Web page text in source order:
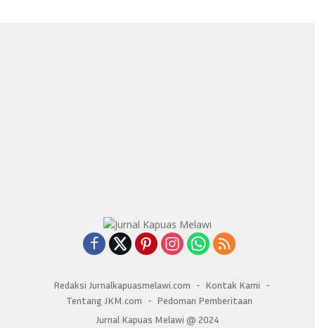
Redaksi Jurnalkapuasmelawi.com
Kontak Kami
Tentang JKM.com
Pedoman Pemberitaan
Jurnal Kapuas Melawi @ 2024